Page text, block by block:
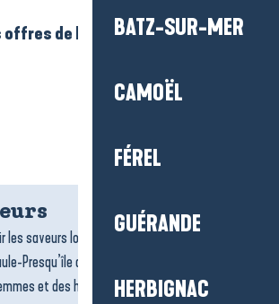
BATZ-SUR-MER
CAMOËL
FÉREL
GUÉRANDE
HERBIGNAC
de La Baule – Presqu’ile de
les saveurs locales ? Les producteurs de la
Presqu’île de Guérande vous invitent à
et des hommes passionnés,...